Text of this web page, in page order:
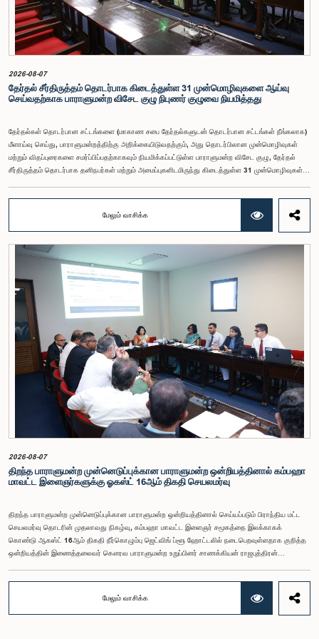
பொறுப்புகள் மற்றும் கடமைகளின் முக்கியத்துவத்தை கருத்தில் கொண்டு, அந்தச் சம்பளம் மேலும்
உயர்ந்த மட்டத்தில் இருக்க வேண்டும் என்ற கருத்தை குழுத் தலைவர் உள்ளிட்ட உறுப்பினர்கள்
முன்வைத்தனர்.அதன்படி, எதிர்காலத்தில் இச்சம்பள மட்டம் தொடர்பாக மேலும் கவனம் செலுத்தி
தேவையான தீர்மானங்கள் எடுக்கப்பட வேண்டியதன் அவசியம் குழுவில் வலியுறுத்தப்பட்டது. மேலும்,
நிரந்தரமானதும் சுயாதீனமானதுமான சம்பள மற்றும் பணியாளர் ஆணைக்குழுவை நிறுவுவதற்கான
யோசனையையும் குழுத் தலைவர் முன்வைத்தார்.
2026-08-07
தேர்தல் சீர்திருத்தம் தொடர்பாக கிடைத்துள்ள 31 முன்மொழிவுகளை ஆய்வு
செய்வதற்காக பாராளுமன்ற விசேட குழு நிபுணர் குழுவை நியமித்தது
தேர்தல்கள் தொடர்பான சட்டங்களை (மாகாண சபை தேர்தல்களுடன் தொடர்பான சட்டங்கள் நீங்கலாக)
மீளாய்வு செய்து, பாராளுமன்றத்திற்கு அறிக்கையிடுவதற்கும், அது தொடர்பிலான முன்மொழிவுகள்
மற்றும் விதப்புரைகளை சமர்ப்பிப்பதற்காகவும் நியமிக்கப்பட்டுள்ள பாராளுமன்ற விசேட குழு, தேர்தல்
சீர்திருத்தம் தொடர்பாக தனிநபர்கள் மற்றும் அமைப்புகளிடமிருந்து கிடைத்துள்ள 31 முன்மொழிவுகள்
நியமித்துள்ளது.கௌரவ பொது நிர்வாக, மாகாண சபைகள் மற்றும் உள்ளூராட்சி அமைச்சர் பேராசிரியர்
ஏ.எச்.எம்.எச்.அபயரத்ன அவர்கள் தலைமையில் அண்மையில் பாராளுமன்றத்தில் நடைபெற்ற குறித்த
விசேட குழுக் கூட்டத்தின் போதே இத்தீர்மானம் எடுக்கப்பட்டது.2004, 2007 மற்றும் 2022 ஆம்
ஆண்டுகளில் வெளியிடப்பட்ட பாராளுமன்ற விசேட குழுக்களின் அறிக்கைகள் மற்றும் தனிநபர்கள்,
அமைப்புகள் ஆகியவற்றினால் சமர்ப்பிக்கப்பட்டுள்ள 31 முன்மொழிவுகளை அடிப்படையாகக் கொண்டு
தேர்தல் சீர்திருத்தங்கள் தொடர்பாக விரிவான கலந்துரையாடல் இங்கு இடம்பெற்றது.உள்ளூராட்சி
மன்றத் தேர்தல் முறைக்காக கலப்பு தேர்தல் முறையை அறிமுகப்படுத்துதல், சிறு கட்சிகள் மற்றும்
சிறுபான்மை குழுக்களின் பிரதிநிதித்துவத்தை உறுதிப்படுத்துதல், பெண்களின் பிரதிநிதித்துவத்தை
மேம்படுத்துதல், மின்னணு வாக்களிப்பு முறையை அறிமுகப்படுத்துதல், முன்கூட்டியே வாக்களிக்கும்
வசதியை ஏற்படுத்துதல் உள்ளிட்ட பல்வேறு முன்மொழிவுகள் தொடர்பில் இக்கூட்டத்தில் விசேட கவனம்
செலுத்தப்பட்டது.மேலும், வெளிநாடுகளில் வாழும் இலங்கையர்களுக்கு வாக்களிக்கும் உரிமையை
வழங்குவது தொடர்பான முன்மொழிவுகளும் பரிசீலிக்கப்பட்டதுடன், அதற்குத் தேவையான சட்ட மற்றும்
நிர்வாக ஏற்பாடுகள் குறித்து மேலும் விரிவான ஆய்வு மேற்கொள்ள வேண்டியதன் அவசியமும்
வலியுறுத்தப்பட்டது.விசேட குழுவினால் நியமிக்கப்பட்டுள்ள நிபுணர் குழு, கிடைத்துள்ள 31
முன்மொழிவுகளையும் முந்தைய பாராளுமன்ற விசேட குழுக்களின் அறிக்கைகளையும் பகுப்பாய்வு
செய்து, நடைமுறைக்கு ஏற்ற பரிந்துரைகளைக் கொண்ட அறிக்கையொன்றைத் தயாரிக்கவுள்ளது.
அதனைத் தொடர்ந்து, அந்தப் பரிந்துரைகளை ஆராய்ந்து அடுத்தகட்ட நடவடிக்கைகளை முன்னெடுக்க
குழு தீர்மானித்தது.இக்கூட்டத்தில், குழு உறுப்பினரான அமைச்சர் கலாநிதி உபாலி பன்னிலகே மற்றும்
பாராளுமன்ற உறுப்பினர்களான ரவி கருணாநாயக்க, ருவந்திலக ஜயக்கொடி மற்றும் கதிரவேலு
சண்முகம் குகதாசன் ஆகியோர் கலந்துகொண்டனர்.
மேலும் வாசிக்க
2026-08-07
திறந்த பாராளுமன்ற முன்னெடுப்புக்கான பாராளுமன்ற ஒன்றியத்தினால் கம்பஹா
மாவட்ட இளைஞர்களுக்கு ஓகஸ்ட் 16ஆம் திகதி செயலமர்வு
திறந்த பாராளுமன்ற முன்னெடுப்புக்கான பாராளுமன்ற ஒன்றியத்தினால் செய்யப்படும் பிராந்திய மட்ட
செயலமர்வு தொடரின் முதலாவது நிகழ்வு, கம்பஹா மாவட்ட இளைஞர் சமூகத்தை இலக்காகக்
கொண்டு ஆகஸ்ட் 16ஆம் திகதி நீர்கொழும்பு ஜெட்விங் ப்ளூ ஹோட்டலில் நடைபெறவுள்ளதாக குறித்த
ஒன்றியத்தின் இணைத்தலைவர் கௌரவ பாராளுமன்ற உறுப்பினர் சாணக்கியன் ராஜபுத்திரன்
பங்கேற்புடன் திறந்த பாராளுமன்றக் கருத்திட்டத்தை மேலும் முன்னெடுத்துச் செல்லும் நோக்கில் இந்த
செயலமர்வு தொடர் ஏற்பாடு செய்யப்படுகின்றது. இதில் ஒன்றியத்தின் உறுப்பினர்கள் மற்றும் கம்பஹா
மேலும் வாசிக்க